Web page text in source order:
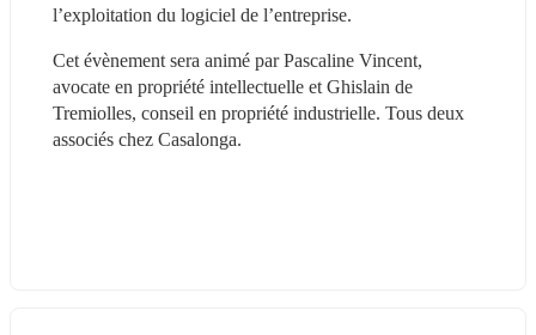
l’exploitation du logiciel de l’entreprise.
Cet évènement sera animé par Pascaline Vincent,
avocate en propriété intellectuelle et Ghislain de
Tremiolles, conseil en propriété industrielle. Tous deux
associés chez Casalonga.